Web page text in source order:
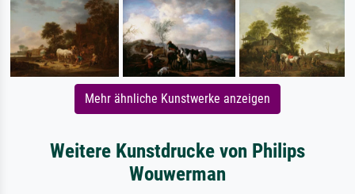
Mehr ähnliche Kunstwerke anzeigen
Weitere Kunstdrucke von Philips
Wouwerman